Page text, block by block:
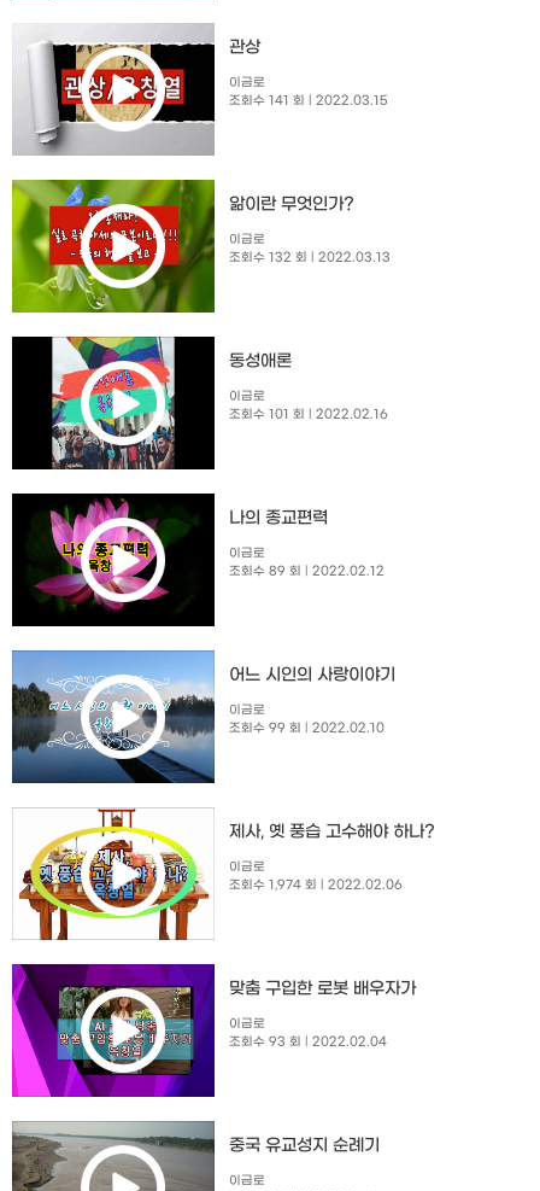
관상
이금로
조회수 141 회
| 2022.03.15
앎이란 무엇인가?
이금로
조회수 132 회
| 2022.03.13
동성애론
이금로
조회수 101 회
| 2022.02.16
나의 종교편력
이금로
조회수 89 회
| 2022.02.12
​어느 시인의 사랑이야기
이금로
조회수 99 회
| 2022.02.10
제사, 옛 풍습 고수해야 하나?
이금로
조회수 1,974 회
| 2022.02.06
맞춤 구입한 로봇 배우자가
이금로
조회수 93 회
| 2022.02.04
중국 유교성지 순례기
이금로